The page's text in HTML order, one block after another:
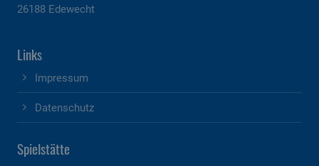
26188 Edewecht
Links
Impressum
Datenschutz
Spielstätte